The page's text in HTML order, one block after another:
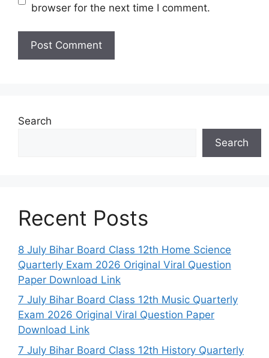
browser for the next time I comment.
Search
Search
Recent Posts
8 July Bihar Board Class 12th Home Science
Quarterly Exam 2026 Original Viral Question
Paper Download Link
7 July Bihar Board Class 12th Music Quarterly
Exam 2026 Original Viral Question Paper
Download Link
7 July Bihar Board Class 12th History Quarterly